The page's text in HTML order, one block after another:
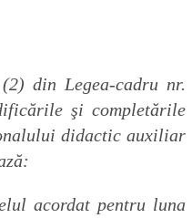
din Legea-cadru nr.
şi completările
didactic auxiliar
acordat pentru luna